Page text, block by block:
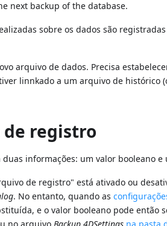
next backup of the database.
sobre os dados são
arquivo de dados. Precisa
linnkado a um arquivo de histórico
de registro
duas informações: um valor booleano e
de registro" está ativado ou
. No entanto, quando as
e o valor booleano pode então